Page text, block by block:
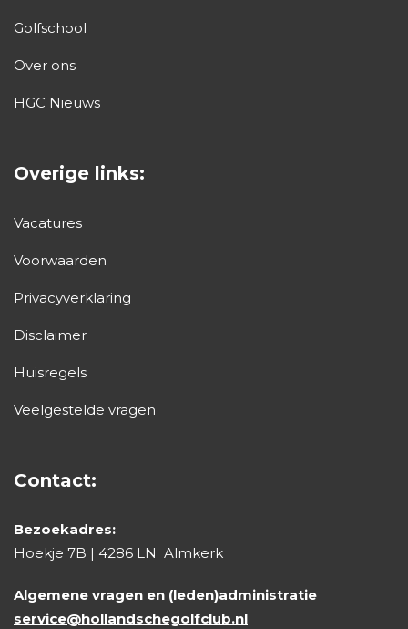
Golfschool
Over ons
HGC Nieuws
Overige links:
Vacatures
Voorwaarden
Privacyverklaring
Disclaimer
Huisregels
Veelgestelde vragen
Contact:
Bezoekadres:
Hoekje 7B | 4286 LN Almkerk
Algemene vragen en (leden)administratie
service@hollandschegolfclub.nl